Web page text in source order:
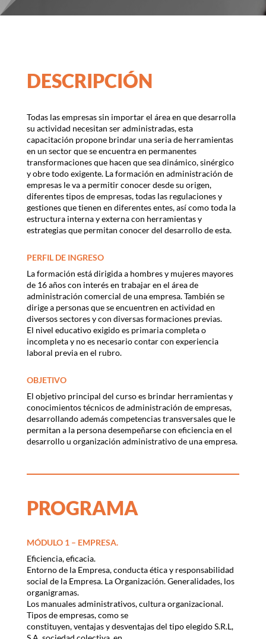
DESCRIPCIÓN
Todas las empresas sin importar el área en que desarrolla
su actividad necesitan ser administradas, esta
capacitación propone brindar una seria de herramientas
en un sector que se encuentra en permanentes
transformaciones que hacen que sea dinámico, sinérgico
y obre todo exigente. La formación en administración de
empresas le va a permitir conocer desde su origen,
diferentes tipos de empresas, todas las regulaciones y
gestiones que tienen en diferentes entes, así como toda la
estructura interna y externa con herramientas y
estrategias que permitan conocer del desarrollo de esta.
PERFIL DE INGRESO
La formación está dirigida a hombres y mujeres mayores
de 16 años con interés en trabajar en el área de
administración comercial de una empresa. También se
dirige a personas que se encuentren en actividad en
diversos sectores y con diversas formaciones previas.
El nivel educativo exigido es primaria completa o
incompleta y no es necesario contar con experiencia
laboral previa en el rubro.
OBJETIVO
El objetivo principal del curso es brindar herramientas y
conocimientos técnicos de administración de empresas,
desarrollando además competencias transversales que le
permitan a la persona desempeñarse con eficiencia en el
desarrollo u organización administrativo de una empresa.
PROGRAMA
MÓDULO 1 – EMPRESA.
Eficiencia, eficacia.
Entorno de la Empresa, conducta ética y responsabilidad
social de la Empresa. La Organización. Generalidades, los
organigramas.
Los manuales administrativos, cultura organizacional.
Tipos de empresas, como se
constituyen, ventajas y desventajas del tipo elegido S.R.L,